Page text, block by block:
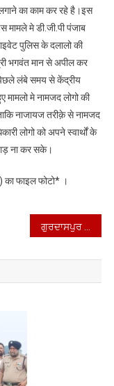
का काम कर रहे है।इस
मामले मे डी.जी.पी पंजाब
पुलिस के दलालो की
भगवंत मान से अपील कर
लंबे समय से केंद्रीय
मामलो मे नामजद लोगो की
नाजायज तरीक़े से नामजद
लोगो को अपने स्वार्थों के
ना कर सके।
का फाइल फोटो* ।
ਗੁਰਦਾਸਪੁਰ ਪੁਲਿਸ ਵੱਲੋਂ ਵੱਖ-ਵੱਖ ਮੁਕੱਦਮਿਆ ਵਿੱਚ 288 ਗ੍ਰਾਮ ਹੈਰੋਇੰਨ, 03 ਲਾਈਟਰ, ਸਿਲਵਰ ਪੇਪਰ ਅਤੇ 10 ਰੁਪਏ ਨੋਟਾ ਸਮੇਤ 06 ਦੋਸ਼ੀਆ ਨੂੰ ਕੀਤਾ ਗ੍ਰਿਫਤਾਰ